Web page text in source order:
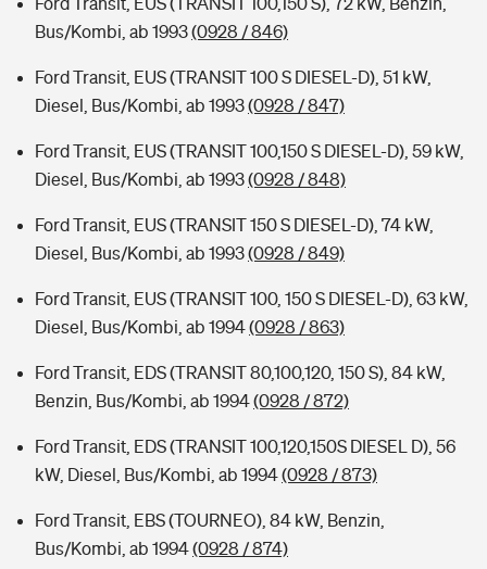
Bus/Kombi, ab 1993(0928 / 846)
Ford Transit, EUS (TRANSIT 100 S DIESEL-D), 51 kW,
Diesel, Bus/Kombi, ab 1993(0928 / 847)
Ford Transit, EUS (TRANSIT 100,150 S DIESEL-D), 59 kW,
Diesel, Bus/Kombi, ab 1993(0928 / 848)
Ford Transit, EUS (TRANSIT 150 S DIESEL-D), 74 kW,
Diesel, Bus/Kombi, ab 1993(0928 / 849)
Ford Transit, EUS (TRANSIT 100, 150 S DIESEL-D), 63 kW,
Diesel, Bus/Kombi, ab 1994(0928 / 863)
Ford Transit, EDS (TRANSIT 80,100,120, 150 S), 84 kW,
Benzin, Bus/Kombi, ab 1994(0928 / 872)
Ford Transit, EDS (TRANSIT 100,120,150S DIESEL D), 56
kW, Diesel, Bus/Kombi, ab 1994(0928 / 873)
Ford Transit, EBS (TOURNEO), 84 kW, Benzin,
Bus/Kombi, ab 1994(0928 / 874)